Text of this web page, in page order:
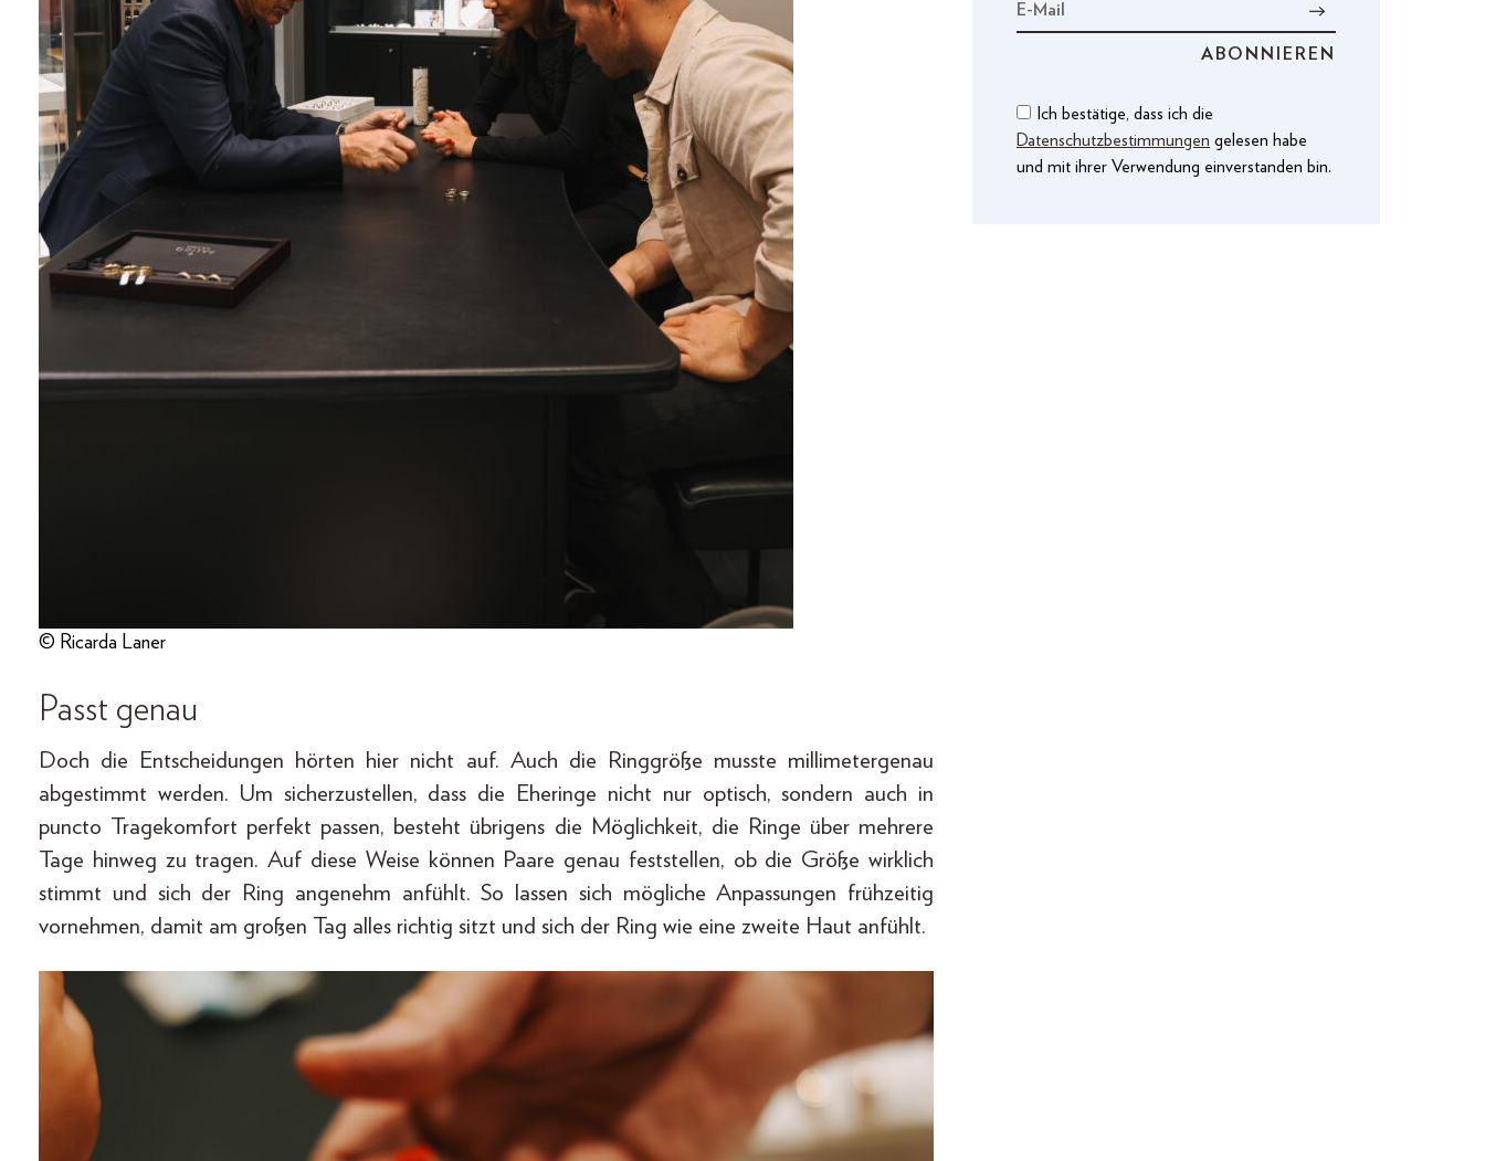
© Ricarda Laner
Passt genau
Doch die Entscheidungen hörten hier nicht auf. Auch die Ringgröße musste millimetergenau
abgestimmt werden. Um sicherzustellen, dass die Eheringe nicht nur optisch, sondern auch in
puncto Tragekomfort perfekt passen, besteht übrigens die Möglichkeit, die Ringe über mehrere
Tage hinweg zu tragen. Auf diese Weise können Paare genau feststellen, ob die Größe wirklich
stimmt und sich der Ring angenehm anfühlt. So lassen sich mögliche Anpassungen frühzeitig
vornehmen, damit am großen Tag alles richtig sitzt und sich der Ring wie eine zweite Haut anfühlt.
Ich bestätige, dass ich die
Datenschutzbestimmungen gelesen habe
und mit ihrer Verwendung einverstanden bin.